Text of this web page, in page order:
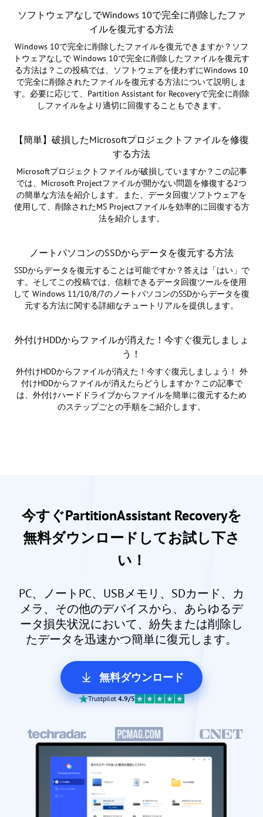
ソフトウェアなしでWindows 10で完全に削除したファ
イルを復元する方法
Windows 10で完全に削除したファイルを復元できますか？ソフ
トウェアなしで Windows 10で完全に削除したファイルを復元す
る方法は？この投稿では、ソフトウェアを使わずにWindows 10
で完全に削除されたファイルを復元する方法について説明しま
す。必要に応じて、Partition Assistant for Recoveryで完全に削除
しファイルをより適切に回復することもできます。
【簡単】破損したMicrosoftプロジェクトファイルを修復
する方法
Microsoftプロジェクトファイルが破損していますか？この記事
では、Microsoft Projectファイルが開かない問題を修復する2つ
の簡単な方法を紹介します。また、データ回復ソフトウェアを
使用して、削除されたMS Projectファイルを効率的に回復する方
法を紹介します。
ノートパソコンのSSDからデータを復元する方法
SSDからデータを復元することは可能ですか？答えは「はい」で
す。そしてこの投稿では、信頼できるデータ回復ツールを使用
して Windows 11/10/8/7のノートパソコンのSSDからデータを復
元する方法に関する詳細なチュートリアルを提供します。
外付けHDDからファイルが消えた！今すぐ復元しましょ
う！
外付けHDDからファイルが消えた！今すぐ復元しましょう！ 外
付けHDDからファイルが消えたらどうしますか？この記事で
は、外付けハードドライブからファイルを簡単に復元するため
のステップごとの手順をご紹介します。
今すぐPartitionAssistant Recoveryを
無料ダウンロードしてお試し下さ
い！
PC、ノートPC、USBメモリ、SDカード、カ
メラ、その他のデバイスから、あらゆるデ
ータ損失状況において、紛失または削除し
たデータを迅速かつ簡単に復元します。
無料ダウンロード
Trustpilot4.9/5